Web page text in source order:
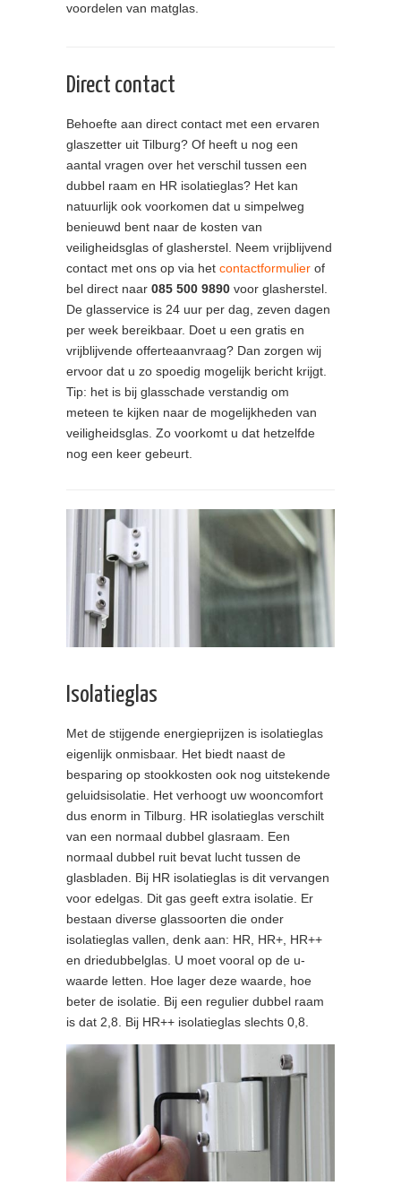
voordelen van matglas.
Direct contact
Behoefte aan direct contact met een ervaren
glaszetter uit Tilburg? Of heeft u nog een
aantal vragen over het verschil tussen een
dubbel raam en HR isolatieglas? Het kan
natuurlijk ook voorkomen dat u simpelweg
benieuwd bent naar de kosten van
veiligheidsglas of glasherstel. Neem vrijblijvend
contact met ons op via het contactformulier of
bel direct naar 085 500 9890 voor glasherstel.
De glasservice is 24 uur per dag, zeven dagen
per week bereikbaar. Doet u een gratis en
vrijblijvende offerteaanvraag? Dan zorgen wij
ervoor dat u zo spoedig mogelijk bericht krijgt.
Tip: het is bij glasschade verstandig om
meteen te kijken naar de mogelijkheden van
veiligheidsglas. Zo voorkomt u dat hetzelfde
nog een keer gebeurt.
Isolatieglas
Met de stijgende energieprijzen is isolatieglas
eigenlijk onmisbaar. Het biedt naast de
besparing op stookkosten ook nog uitstekende
geluidsisolatie. Het verhoogt uw wooncomfort
dus enorm in Tilburg. HR isolatieglas verschilt
van een normaal dubbel glasraam. Een
normaal dubbel ruit bevat lucht tussen de
glasbladen. Bij HR isolatieglas is dit vervangen
voor edelgas. Dit gas geeft extra isolatie. Er
bestaan diverse glassoorten die onder
isolatieglas vallen, denk aan: HR, HR+, HR++
en driedubbelglas. U moet vooral op de u-
waarde letten. Hoe lager deze waarde, hoe
beter de isolatie. Bij een regulier dubbel raam
is dat 2,8. Bij HR++ isolatieglas slechts 0,8.